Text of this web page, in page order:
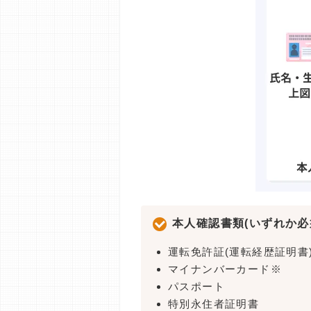
本人確認書類(いずれか
運転免許証(運転経歴証明
マイナンバーカード※
パスポート
特別永住者証明書